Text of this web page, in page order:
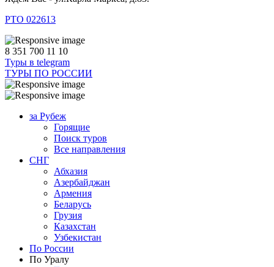
РТО 022613
8 351 700 11 10
Туры в telegram
ТУРЫ ПО РОССИИ
за Рубеж
Горящие
Поиск туров
Все направления
СНГ
Абхазия
Азербайджан
Армения
Беларусь
Грузия
Казахстан
Узбекистан
По России
По Уралу